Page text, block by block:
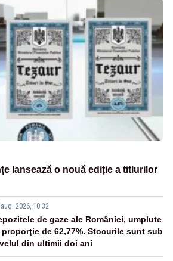
lansează o nouă ediție a titlurilor
2026, 10:32
de gaze ale României, umplute
de 62,77%. Stocurile sunt sub
din ultimii doi ani